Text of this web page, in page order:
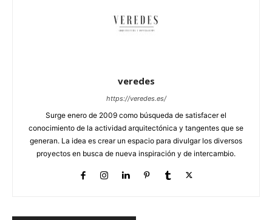
veredes
https://veredes.es/
Surge enero de 2009 como búsqueda de satisfacer el
conocimiento de la actividad arquitectónica y tangentes que se
generan. La idea es crear un espacio para divulgar los diversos
proyectos en busca de nueva inspiración y de intercambio.